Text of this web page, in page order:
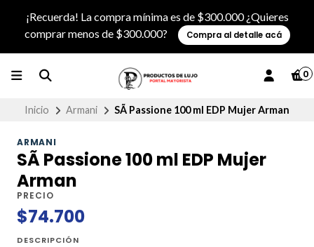
¡Recuerda! La compra mínima es de $300.000 ¿Quieres
comprar menos de $300.000?
Compra al detalle acá
0
Inicio Armani SÃ­ Passione 100 ml EDP Mujer Arman
ARMANI
SÃ­ Passione 100 ml EDP Mujer
Arman
PRECIO
$74.700
DESCRIPCIÓN